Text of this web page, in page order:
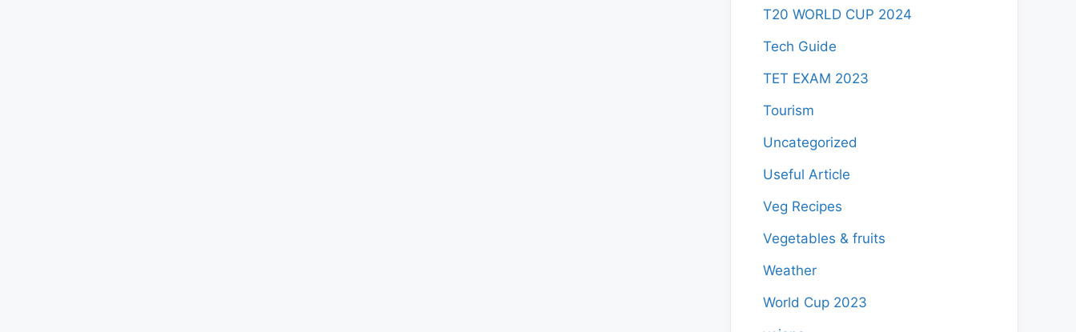
T20 WORLD CUP 2024
Tech Guide
TET EXAM 2023
Tourism
Uncategorized
Useful Article
Veg Recipes
Vegetables & fruits
Weather
World Cup 2023